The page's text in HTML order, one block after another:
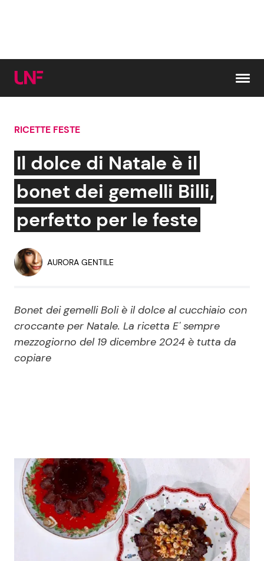
Cerca:
News e Cronaca
Attualità Italiana
Economia
Persone Scomparse
Politica
Gossip e TV
Bellezze VIP
Programmi TV
Reality e Talent
News Musica
News Spettacolo
Cucina e Ricette
RICETTE FESTE
Il dolce di Natale è il
bonet dei gemelli Billi,
perfetto per le feste
AURORA GENTILE
Bonet dei gemelli Boli è il dolce al cucchiaio con
croccante per Natale. La ricetta E' sempre
mezzogiorno del 19 dicembre 2024 è tutta da
copiare